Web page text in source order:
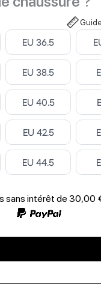
Select ‎
EU 36.5
Select ‎
EU 38.5
Select ‎
EU 40.5
Select ‎
EU 42.5
Select ‎
EU 44.5
sans intérêt de 30,00